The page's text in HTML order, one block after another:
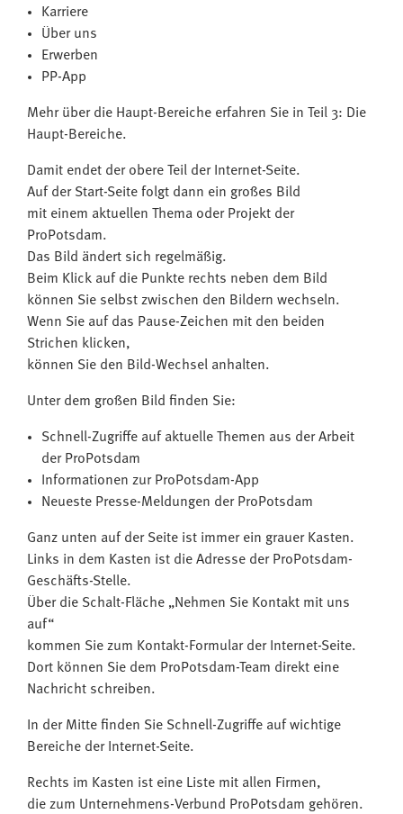
Karriere
Über uns
Erwerben
PP-App
Mehr über die Haupt-Bereiche erfahren Sie in Teil 3: Die
Haupt-Bereiche.
Damit endet der obere Teil der Internet-Seite.
Auf der Start-Seite folgt dann ein großes Bild
mit einem aktuellen Thema oder Projekt der
ProPotsdam.
Das Bild ändert sich regelmäßig.
Beim Klick auf die Punkte rechts neben dem Bild
können Sie selbst zwischen den Bildern wechseln.
Wenn Sie auf das Pause-Zeichen mit den beiden
Strichen klicken,
können Sie den Bild-Wechsel anhalten.
Unter dem großen Bild finden Sie:
Schnell-Zugriffe auf aktuelle Themen aus der Arbeit
der ProPotsdam
Informationen zur ProPotsdam-App
Neueste Presse-Meldungen der ProPotsdam
Ganz unten auf der Seite ist immer ein grauer Kasten.
Links in dem Kasten ist die Adresse der ProPotsdam-
Geschäfts-Stelle.
Über die Schalt-Fläche „Nehmen Sie Kontakt mit uns
auf“
kommen Sie zum Kontakt-Formular der Internet-Seite.
Dort können Sie dem ProPotsdam-Team direkt eine
Nachricht schreiben.
In der Mitte finden Sie Schnell-Zugriffe auf wichtige
Bereiche der Internet-Seite.
Rechts im Kasten ist eine Liste mit allen Firmen,
die zum Unternehmens-Verbund ProPotsdam gehören.